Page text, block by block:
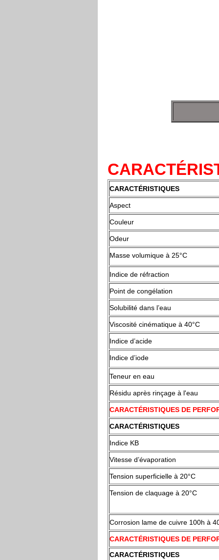
CARACTÉRISTIQUES
Aspect
Couleur
Odeur
Masse volumique à 25°C
Indice de réfraction
Point de congélation
Solubilité dans l’eau
Viscosité cinématique à 40°C
Indice d’acide
Indice d’iode
Teneur en eau
Résidu après rinçage à l'eau
CARACTÉRISTIQUES DE
CARACTÉRISTIQUES
Indice KB
Vitesse d’évaporation
Tension superficielle à 20°C
Tension de claquage à 20°C
Corrosion lame de cuivre 100h à
CARACTÉRISTIQUES DE
CARACTÉRISTIQUES